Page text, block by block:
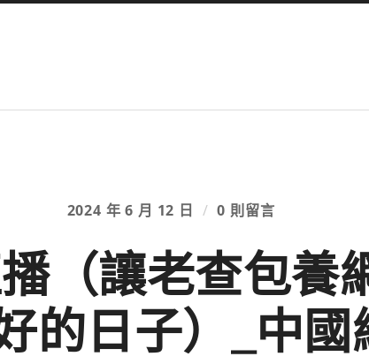
2024 年 6 月 12 日 / 0 則留言
（讓老查包養
的日子）_中國